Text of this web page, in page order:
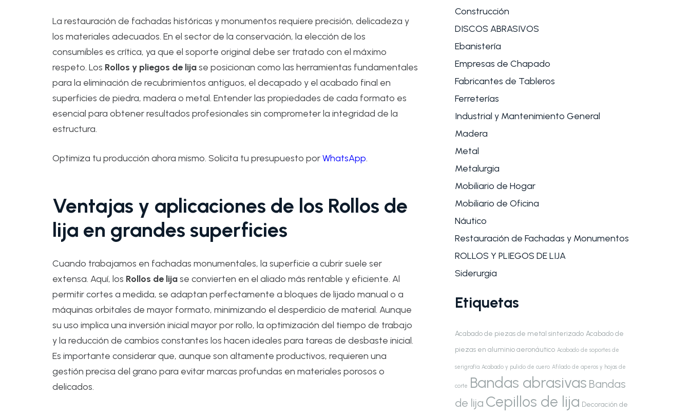
La restauración de fachadas históricas y monumentos requiere precisión, delicadeza y
los materiales adecuados. En el sector de la conservación, la elección de los
consumibles es crítica, ya que el soporte original debe ser tratado con el máximo
respeto. Los Rollos y pliegos de lijase posicionan como las herramientas fundamentales
para la eliminación de recubrimientos antiguos, el decapado y el acabado final en
superficies de piedra, madera o metal. Entender las propiedades de cada formato es
esencial para obtener resultados profesionales sin comprometer la integridad de la
estructura.
Optimiza tu producción ahora mismo. Solicita tu presupuesto porWhatsApp.
Ventajas y aplicaciones de los Rollos de
lija en grandes superficies
Cuando trabajamos en fachadas monumentales, la superficie a cubrir suele ser
extensa. Aquí, los Rollos de lijase convierten en el aliado más rentable y eficiente. Al
permitir cortes a medida, se adaptan perfectamente a bloques de lijado manual o a
máquinas orbitales de mayor formato, minimizando el desperdicio de material. Aunque
su uso implica una inversión inicial mayor por rollo, la optimización del tiempo de trabajo
y la reducción de cambios constantes los hacen ideales para tareas de desbaste inicial.
Es importante considerar que, aunque son altamente productivos, requieren una
gestión precisa del grano para evitar marcas profundas en materiales porosos o
delicados.
Construcción
DISCOS ABRASIVOS
Ebanistería
Empresas de Chapado
Fabricantes de Tableros
Ferreterías
Industrial y Mantenimiento General
Madera
Metal
Metalurgia
Mobiliario de Hogar
Mobiliario de Oficina
Náutico
Restauración de Fachadas y Monumentos
ROLLOS Y PLIEGOS DE LIJA
Siderurgia
Etiquetas
Acabado de piezas de metal sinterizado Acabado de
piezas en aluminio aeronáutico Acabado de soportes de
serigrafía Acabado y pulido de cuero Afilado de aperos y hojas de
corte Bandas abrasivas Bandas
de lija Cepillos de lija Decoración de